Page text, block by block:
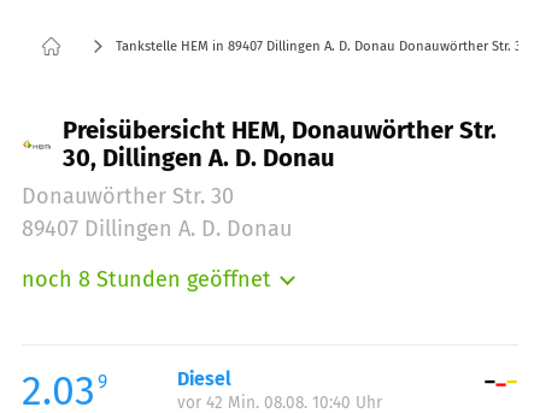
Tankstelle HEM in 89407 Dillingen A. D. Donau Donauwörther Str. 30
Preisübersicht HEM, Donauwörther Str.
30, Dillingen A. D. Donau
Donauwörther Str. 30
89407 Dillingen A. D. Donau
noch 8 Stunden geöffnet
Mittwoch:
06:00-22:00
2.03 9 Diesel
vor 42 Min. 08.08. 10:40 Uhr